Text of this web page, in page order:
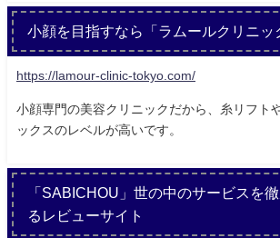
小顔を目指すなら「ラムールクリニッ
https://lamour-clinic-tokyo.com/
小顔専門の美容クリニックだから、糸リフト
ックスのレベルが高いです。
「SABICHOU」世の中のサービスを
るレビューサイト